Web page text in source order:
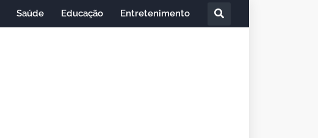
Saúde Educação Entretenimento